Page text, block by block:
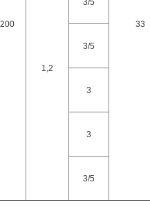
33
1,2
3/5
3/5
3
3
3/5